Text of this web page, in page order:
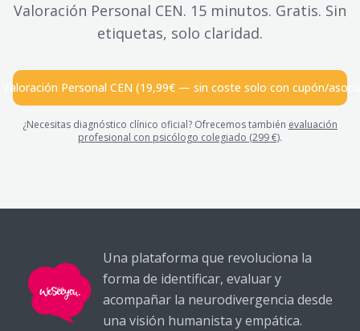
Valoración Personal CEN. 15 minutos. Gratis. Sin
etiquetas, solo claridad.
Personal CEN (19,99€ — sin coste solo con cupón/
¿Necesitas diagnóstico clínico oficial? Ofrecemos también evaluación
profesional con psicólogo colegiado (299 €).
Una plataforma que revoluciona la
forma de identificar, evaluar y
acompañar la neurodivergencia desde
una visión humanista y empática.